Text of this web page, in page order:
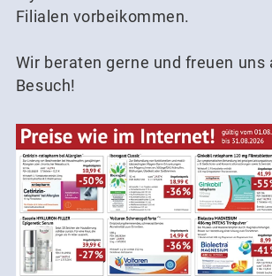
Filialen vorbeikommen.
Wir beraten gerne und freuen uns
Besuch!